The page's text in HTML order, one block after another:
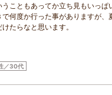
こともあってか立ち見もいっ
何度か行った事がありますが
たらなと思います。
／30代